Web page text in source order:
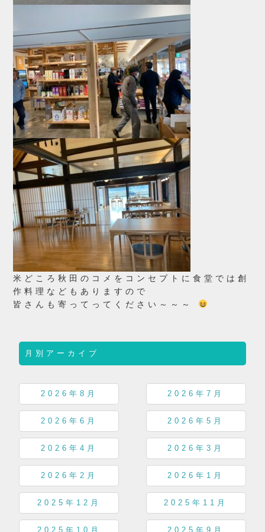
米どころ秋田のコメをコンセプトに食堂では創
作料理などもありますので
皆さんも寄ってってください～～～
月別アーカイブ
2026年8月 2026年7月
2026年6月 2026年5月
2026年4月 2026年3月
2026年2月 2026年1月
2025年12月 2025年11月
2025年10月 2025年9月